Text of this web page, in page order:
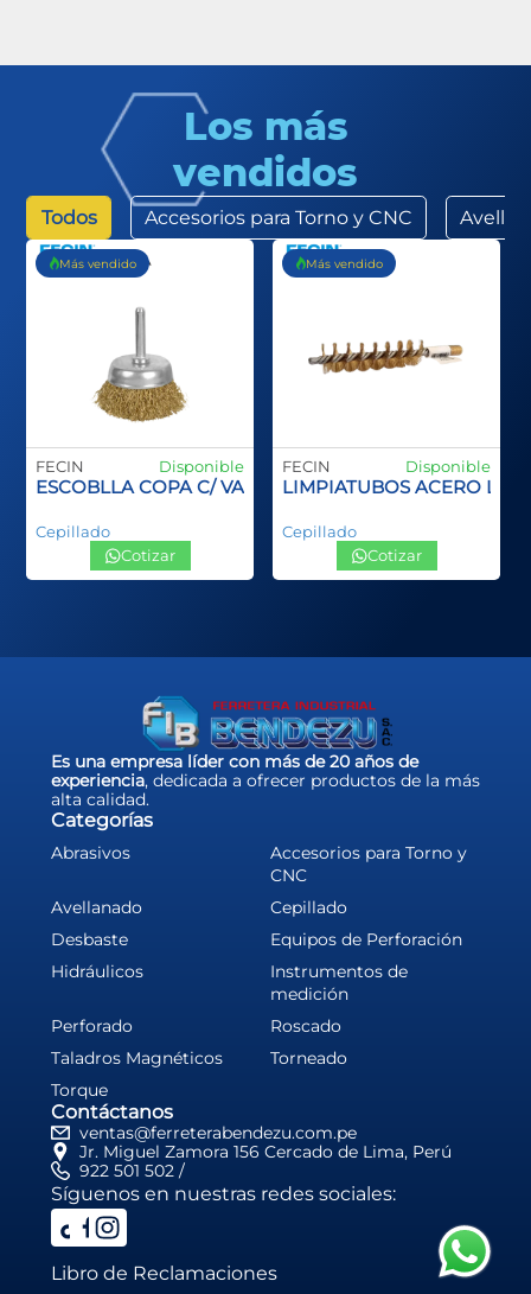
Los más
vendidos
Todos Accesorios para Torno y CNC
PLASTCO SPID INOX
Más vendido
FECIN Disponible
ESCOBLLA COPA C/ VASTAGO
Cepillado
Cotizar
Más vendido
FECIN Disponible
LIMPIATUBOS ACERO
Cepillado
Cotizar
Es una empresa líder con más de 20 años de
experiencia, dedicada a ofrecer productos de la más
alta calidad.
Categorías
Abrasivos
Accesorios para Torno y
CNC
Avellanado
Cepillado
Desbaste
Equipos de Perforación
Hidráulicos
Instrumentos de
medición
Perforado
Roscado
Taladros Magnéticos
Torneado
Torque
Contáctanos
ventas@ferreterabendezu.com.pe
922 501 502 /
Jr. Miguel Zamora 156 Cercado de Lima, Perú
Síguenos en nuestras redes sociales:
Libro de Reclamaciones